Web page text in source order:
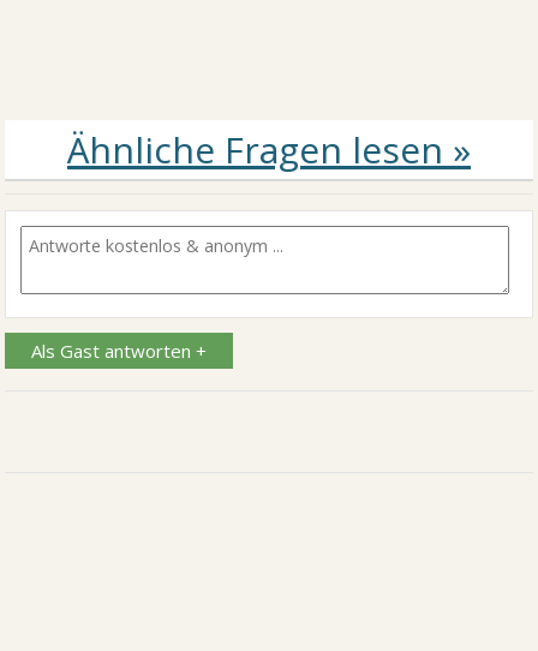
Als Gast antworten +